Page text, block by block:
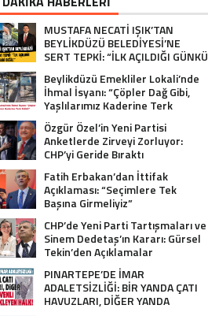
MUSTAFA NECATİ IŞIK’TAN
BEYLİKDÜZÜ BELEDİYESİ’NE
SERT TEPKİ: “İLK AÇILDIĞI GÜNKÜ
Beylikdüzü Emekliler Lokali’nde
İhmal İsyanı: “Çöpler Dağ Gibi,
Yaşlılarımız Kaderine Terk
Edildi!”
Özgür Özel’in Yeni Partisi
Anketlerde Zirveyi Zorluyor:
CHP’yi Geride Bıraktı
Fatih Erbakan’dan İttifak
Açıklaması: “Seçimlere Tek
Başına Girmeliyiz”
CHP’de Yeni Parti Tartışmaları ve
Sinem Dedetaş’ın Kararı: Gürsel
Tekin’den Açıklamalar
PINARTEPE’DE İMAR
ADALETSİZLİĞİ: BİR YANDA ÇATI
HAVUZLARI, DİĞER YANDA